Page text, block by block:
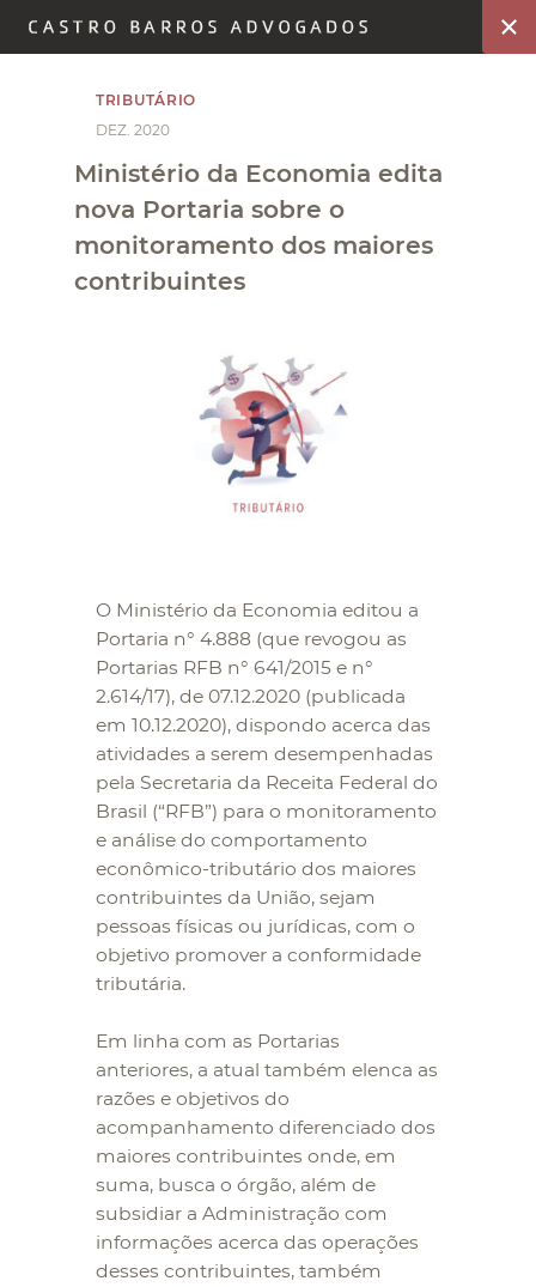
TRIBUTÁRIO
DEZ. 2020
Ministério da Economia edita
nova Portaria sobre o
monitoramento dos maiores
contribuintes
O Ministério da Economia editou a
Portaria n° 4.888 (que revogou as
Portarias RFB n° 641/2015 e n°
2.614/17), de 07.12.2020 (publicada
em 10.12.2020), dispondo acerca das
atividades a serem desempenhadas
pela Secretaria da Receita Federal do
Brasil (“RFB”) para o monitoramento
e análise do comportamento
econômico-tributário dos maiores
contribuintes da União, sejam
pessoas físicas ou jurídicas, com o
objetivo promover a conformidade
tributária.
Em linha com as Portarias
anteriores, a atual também elenca as
razões e objetivos do
acompanhamento diferenciado dos
maiores contribuintes onde, em
suma, busca o órgão, além de
subsidiar a Administração com
informações acerca das operações
desses contribuintes, também